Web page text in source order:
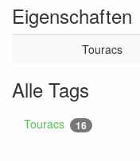
Eigenschaften
Touracs
Alle Tags
Touracs 16